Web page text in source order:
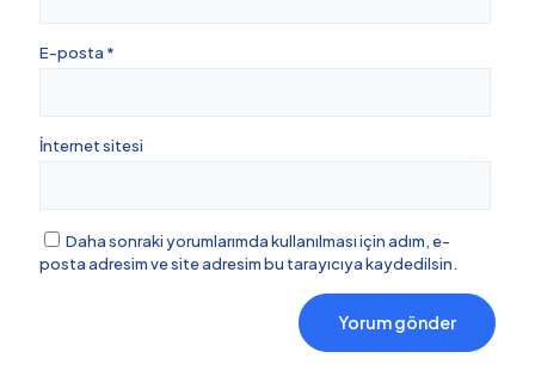
E-posta *
İnternet sitesi
Daha sonraki yorumlarımda kullanılması için adım, e-
posta adresim ve site adresim bu tarayıcıya kaydedilsin.